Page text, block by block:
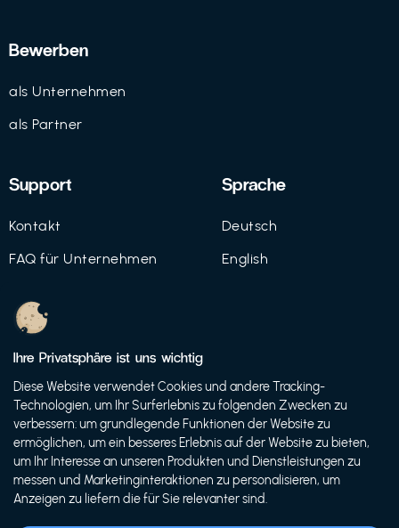
Bewerben
als Unternehmen
als Partner
Support
Kontakt
FAQ für Unternehmen
Datenschutz
Nutzungsbedingungen
Sprache
Deutsch
English
© 2021 FutureBens GmbH
Ihre Privatsphäre ist uns wichtig
Diese Website verwendet Cookies und andere Tracking-
Technologien, um Ihr Surferlebnis zu folgenden Zwecken zu
verbessern: um grundlegende Funktionen der Website zu
ermöglichen, um ein besseres Erlebnis auf der Website zu bieten,
um Ihr Interesse an unseren Produkten und Dienstleistungen zu
messen und Marketinginteraktionen zu personalisieren, um
Anzeigen zu liefern die für Sie relevanter sind.